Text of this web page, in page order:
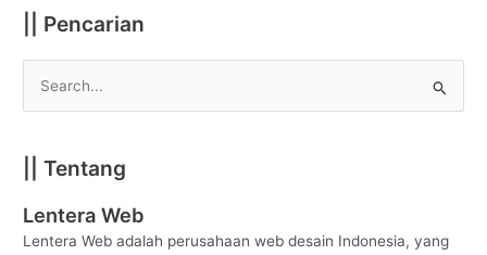
|| Pencarian
r
c
h
|| Tentang
Lentera Web
Lentera Web adalah perusahaan web desain Indonesia, yang